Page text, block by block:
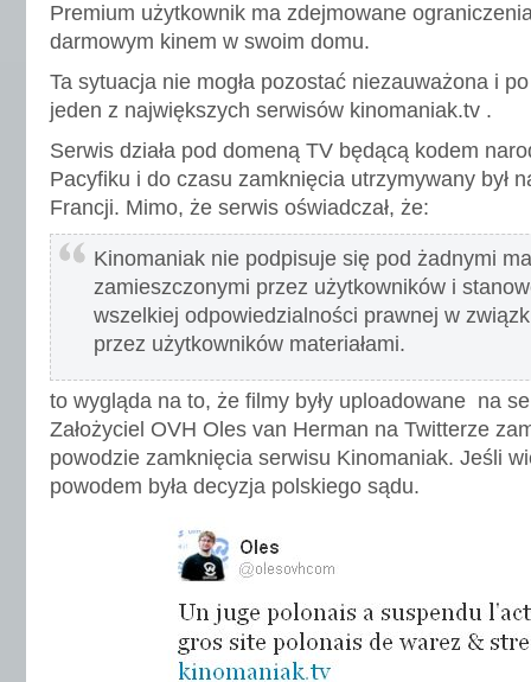
Premium użytkownik ma zdejmowane
darmowym kinem w swoim domu.
Ta sytuacja nie mogła pozostać niezauważona i
jeden z największych serwisów kinomaniak.tv .
Serwis działa pod domeną TV będącą kodem
Pacyfiku i do czasu zamknięcia utrzymywany był
Francji. Mimo, że serwis oświadczał, że:
Kinomaniak nie podpisuje się pod żadnymi
zamieszczonymi przez użytkowników i
wszelkiej odpowiedzialności prawnej w
przez użytkowników materiałami.
to wygląda na to, że filmy były uploadowane na
Założyciel OVH Oles van Herman na Twitterze
powodzie zamknięcia serwisu Kinomaniak. Jeśli
powodem była decyzja polskiego sądu.